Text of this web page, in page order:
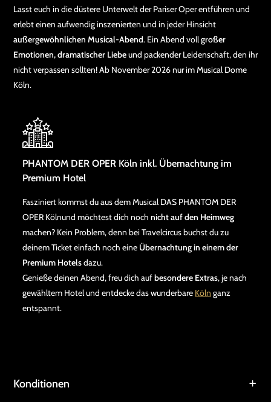
Lasst euch in die düstere Unterwelt der Pariser Oper entführen und
erlebt einen aufwendig inszenierten und in jeder Hinsicht
außergewöhnlichen Musical-Abend. Ein Abend vollgroßer
Emotionen, dramatischer Liebeund packender Leidenschaft, den ihr
nicht verpassen sollten! Ab November 2026 nur im Musical Dome
Köln.
PHANTOM DER OPER Köln inkl. Übernachtung im
Premium Hotel
Fasziniert kommst du aus dem Musical DAS PHANTOM DER
OPER Kölnund möchtest dich noch nicht auf den Heimweg
machen? Kein Problem, denn bei Travelcircus buchst du zu
deinem Ticket einfach noch eine Übernachtung in einem der
Premium Hotelsdazu.
Genieße deinen Abend, freu dich aufbesondere Extras, je nach
gewähltem Hotel und entdecke das wunderbare Köln ganz
entspannt.
Konditionen